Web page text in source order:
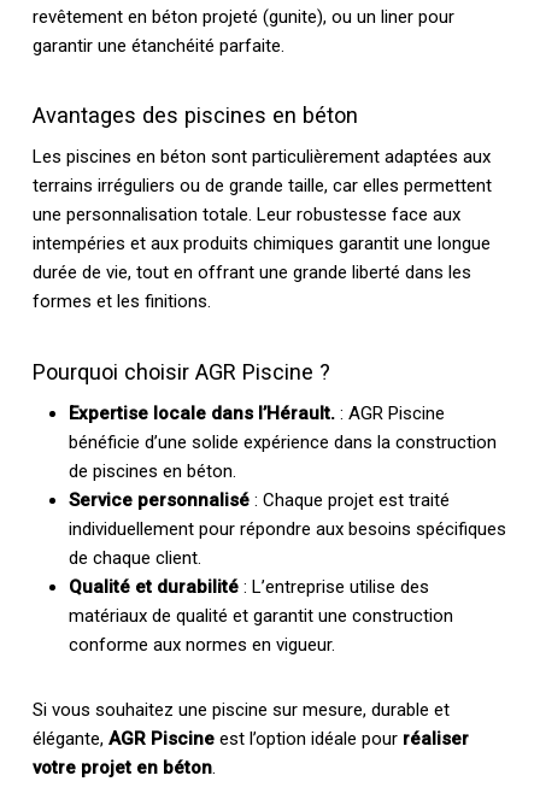
revêtement en béton projeté (gunite), ou un liner pour
garantir une étanchéité parfaite.
Avantages des piscines en béton
Les piscines en béton sont particulièrement adaptées aux
terrains irréguliers ou de grande taille, car elles permettent
une personnalisation totale. Leur robustesse face aux
intempéries et aux produits chimiques garantit une longue
durée de vie, tout en offrant une grande liberté dans les
formes et les finitions.
Pourquoi choisir AGR Piscine ?
Expertise locale dans l’Hérault.: AGR Piscine
bénéficie d’une solide expérience dans la construction
de piscines en béton.
Service personnalisé: Chaque projet est traité
individuellement pour répondre aux besoins spécifiques
de chaque client.
Qualité et durabilité: L’entreprise utilise des
matériaux de qualité et garantit une construction
conforme aux normes en vigueur.
Si vous souhaitez une piscine sur mesure, durable et
élégante, AGR Piscineest l’option idéale pour réaliser
votre projet en béton.